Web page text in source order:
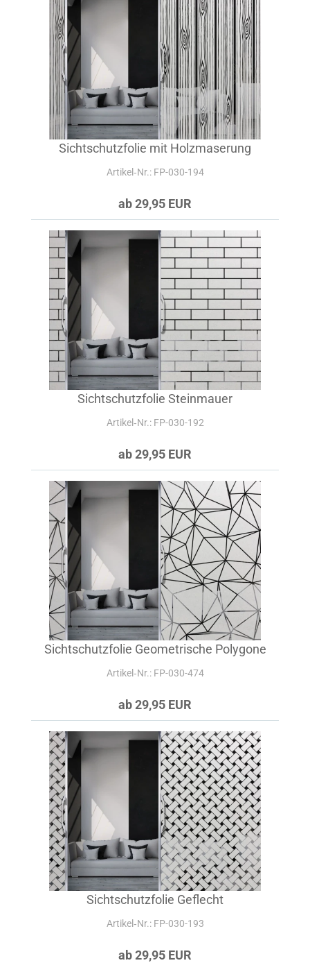
Sichtschutzfolie mit Holzmaserung
Artikel‑Nr.: FP-030-194
ab 29,95 EUR
Sichtschutzfolie Steinmauer
Artikel‑Nr.: FP-030-192
ab 29,95 EUR
Sichtschutzfolie Geometrische Polygone
Artikel‑Nr.: FP-030-474
ab 29,95 EUR
Sichtschutzfolie Geflecht
Artikel‑Nr.: FP-030-193
ab 29,95 EUR